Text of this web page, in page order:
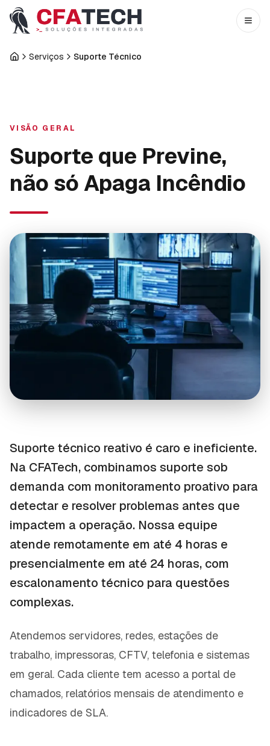
Pular para o conteúdo principal
Abrir
InícioServiços Suporte Técnico
VISÃO GERAL
Suporte que Previne,
não só Apaga Incêndio
Suporte técnico reativo é caro e ineficiente.
Na CFATech, combinamos suporte sob
demanda com monitoramento proativo para
detectar e resolver problemas antes que
impactem a operação. Nossa equipe
atende remotamente em até 4 horas e
presencialmente em até 24 horas, com
escalonamento técnico para questões
complexas.
Atendemos servidores, redes, estações de
trabalho, impressoras, CFTV, telefonia e sistemas
em geral. Cada cliente tem acesso a portal de
chamados, relatórios mensais de atendimento e
indicadores de SLA.